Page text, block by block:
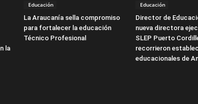
la
Educación
La Araucanía sella compromiso
para fortalecer la educación
Técnico Profesional
Educación
Director de
nueva directora
SLEP Puerto
recorrieron
educacionales de